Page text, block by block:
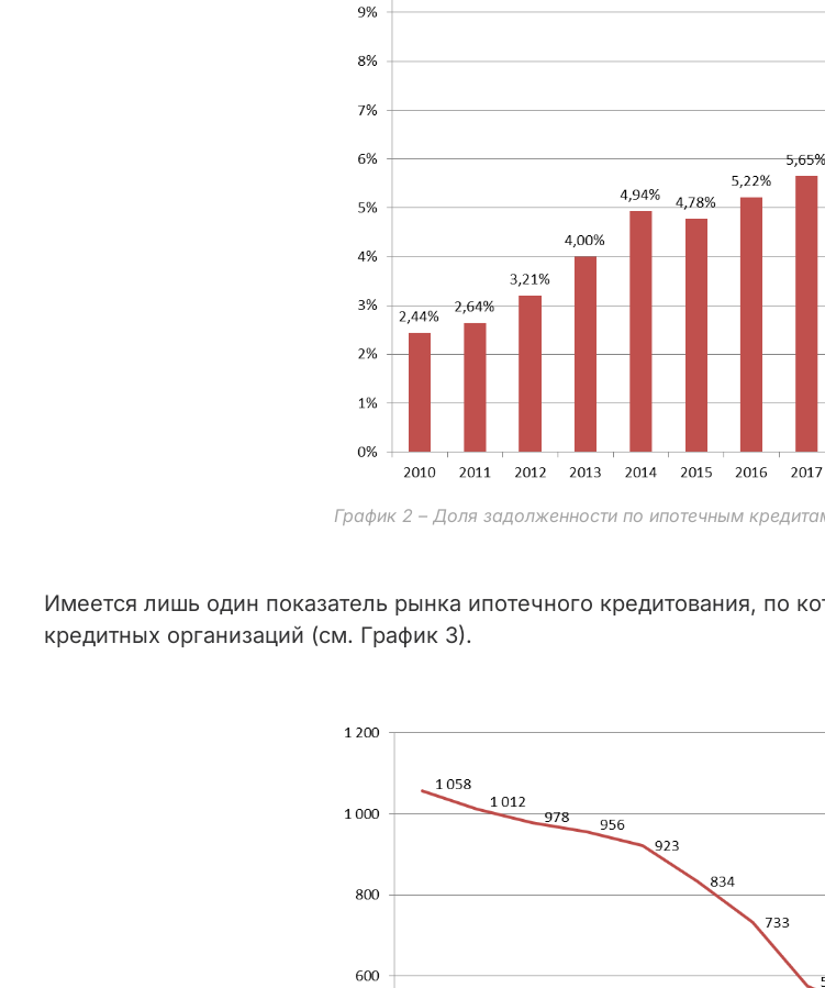
График 2 – Доля задолженности по ипотечным
Имеется лишь один показатель рынка ипотечного кредитования, по
кредитных организаций (см. График 3).